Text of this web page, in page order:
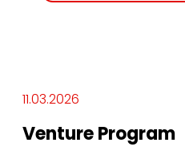
11.03.2026
Venture Program